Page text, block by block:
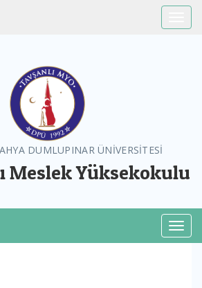
DUMLUPINAR ÜNİVERSİTESİ
Meslek Yüksekokulu